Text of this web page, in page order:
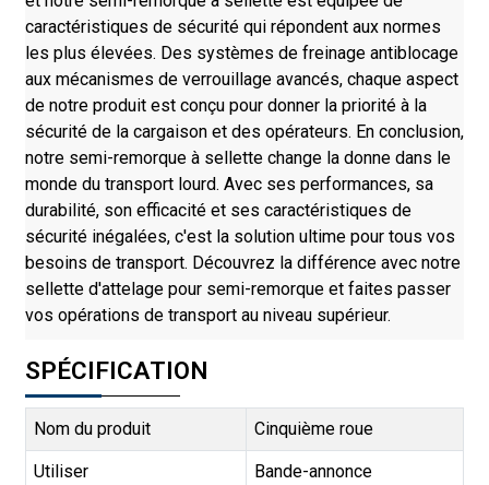
caractéristiques de sécurité qui répondent aux normes
les plus élevées. Des systèmes de freinage antiblocage
aux mécanismes de verrouillage avancés, chaque aspect
de notre produit est conçu pour donner la priorité à la
sécurité de la cargaison et des opérateurs. En conclusion,
notre semi-remorque à sellette change la donne dans le
monde du transport lourd. Avec ses performances, sa
durabilité, son efficacité et ses caractéristiques de
sécurité inégalées, c'est la solution ultime pour tous vos
besoins de transport. Découvrez la différence avec notre
sellette d'attelage pour semi-remorque et faites passer
vos opérations de transport au niveau supérieur.
SPÉCIFICATION
Nom du produit Cinquième roue
Utiliser Bande-annonce